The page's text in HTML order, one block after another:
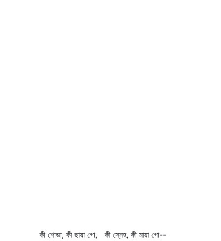
কী শোভা, কী ছায়া গো, কী স্নেহ, কী মায়া গো--